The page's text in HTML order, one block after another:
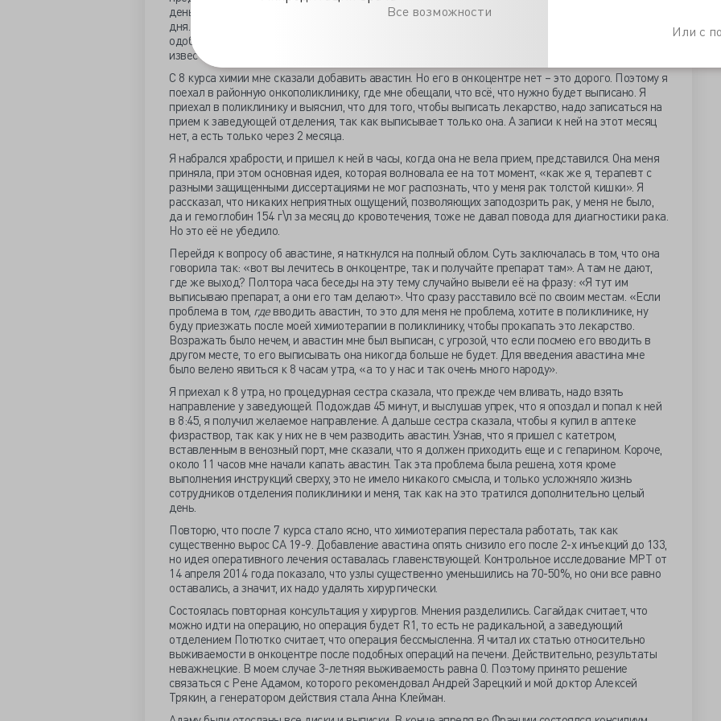
Все возможности
Или с
день 1 мл, затем 5 дней по 0,5 мл, в седьмой день - 1 мл. Перерыв перед химией составлял 3,5
дня. Больше преднизолон мне не потребовался. Я согласовал ее со своими врачами, и получил
одобрение. Надо понимать, что палатного доктора я про эксперименты с преднизолоном в
известность не ставил.
С 8 курса химии мне сказали добавить авастин. Но его в онкоцентре нет – это дорого. Поэтому я
поехал в районную онкополиклинику, где мне обещали, что всё, что нужно будет выписано. Я
приехал в поликлинику и выяснил, что для того, чтобы выписать лекарство, надо записаться на
прием к заведующей отделения, так как выписывает только она. А записи к ней на этот месяц
нет, а есть только через 2 месяца.
Я набрался храбрости, и пришел к ней в часы, когда она не вела прием, представился. Она меня
приняла, при этом основная идея, которая волновала ее на тот момент, «как же я, терапевт с
разными защищенными диссертациями не мог распознать, что у меня рак толстой кишки». Я
рассказал, что никаких неприятных ощущений, позволяющих заподозрить рак, у меня не было,
да и гемоглобин 154 г\л за месяц до кровотечения, тоже не давал повода для диагностики рака.
Но это её не убедило.
Перейдя к вопросу об авастине, я наткнулся на полный облом. Суть заключалась в том, что она
говорила так: «вот вы лечитесь в онкоцентре, так и получайте препарат там». А там не дают,
где же выход? Полтора часа беседы на эту тему случайно вывели её на фразу: «Я тут им
выписываю препарат, а они его там делают». Что сразу расставило всё по своим местам. «Если
проблема в том, гдевводить авастин, то это для меня не проблема, хотите в поликлинике, ну
буду приезжать после моей химиотерапии в поликлинику, чтобы прокапать это лекарство.
Возражать было нечем, и авастин мне был выписан, с угрозой, что если посмею его вводить в
другом месте, то его выписывать она никогда больше не будет. Для введения авастина мне
было велено явиться к 8 часам утра, «а то у нас и так очень много народу».
Я приехал к 8 утра, но процедурная сестра сказала, что прежде чем вливать, надо взять
направление у заведующей. Подождав 45 минут, и выслушав упрек, что я опоздал и попал к ней
в 8:45, я получил желаемое направление. А дальше сестра сказала, чтобы я купил в аптеке
физраствор, так как у них не в чем разводить авастин. Узнав, что я пришел с катетром,
вставленным в венозный порт, мне сказали, что я должен приходить еще и с гепарином. Короче,
около 11 часов мне начали капать авастин. Так эта проблема была решена, хотя кроме
выполнения инструкций сверху, это не имело никакого смысла, и только усложняло жизнь
сотрудников отделения поликлиники и меня, так как на это тратился дополнительно целый
день.
Повторю, что после 7 курса стало ясно, что химиотерапия перестала работать, так как
существенно вырос СА 19-9. Добавление авастина опять снизило его после 2-х инъекций до 133,
но идея оперативного лечения оставалась главенствующей. Контрольное исследование МРТ от
14 апреля 2014 года показало, что узлы существенно уменьшились на 70-50%, но они все равно
оставались, а значит, их надо удалять хирургически.
Состоялась повторная консультация у хирургов. Мнения разделились. Сагайдак считает, что
можно идти на операцию, но операция будет R1, то есть не радикальной, а заведующий
отделением Потютко считает, что операция бессмысленна. Я читал их статью относительно
выживаемости в онкоцентре после подобных операций на печени. Действительно, результаты
неважнецкие. В моем случае 3-летняя выживаемость равна 0. Поэтому принято решение
связаться с Рене Адамом, которого рекомендовал Андрей Зарецкий и мой доктор Алексей
Трякин, а генератором действия стала Анна Клейман.